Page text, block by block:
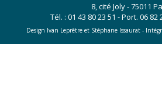
8, cité Joly - 75011
Tél. : 01 43 80 23 51 - Port. 06 82
Design Ivan Leprêtre et Stéphane Issaurat -